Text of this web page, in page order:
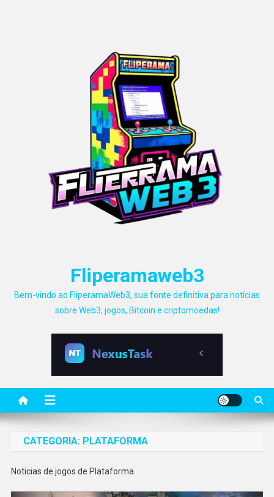
Fliperamaweb3
Bem-vindo ao FliperamaWeb3, sua fonte definitiva para notícias
sobre Web3, jogos, Bitcoin e criptomoedas!
CATEGORIA: PLATAFORMA
Noticias de jogos de Plataforma